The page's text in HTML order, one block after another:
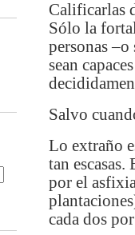
Calificarlas
Sólo la
personas
sean
Salvo
Lo extraño
tan
por el
cada dos